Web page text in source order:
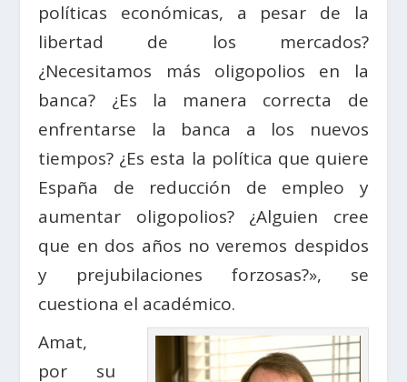
políticas económicas, a pesar de la
libertad de los mercados?
¿Necesitamos más oligopolios en la
banca? ¿Es la manera correcta de
enfrentarse la banca a los nuevos
tiempos? ¿Es esta la política que quiere
España de reducción de empleo y
aumentar oligopolios? ¿Alguien cree
que en dos años no veremos despidos
y prejubilaciones forzosas?», se
cuestiona el académico.
Amat,
por su